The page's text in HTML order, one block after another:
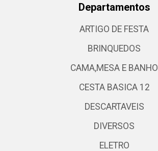
Departamentos
ARTIGO DE FESTA
BRINQUEDOS
CAMA,MESA E BANHO
CESTA BASICA 12
DESCARTAVEIS
DIVERSOS
ELETRO